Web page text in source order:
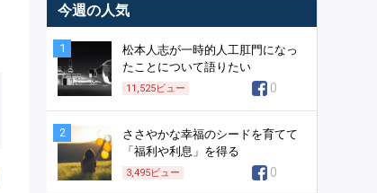
今週の人気
1
松本人志が一時的人工肛門になっ
たことについて語りたい
11,525ビュー 0
2
ささやかな幸福のシードを育てて
「福利や利息」を得る
3,495ビュー 0